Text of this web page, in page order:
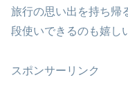
旅行の思い出を持ち帰
段使いできるのも嬉し
スポンサーリンク